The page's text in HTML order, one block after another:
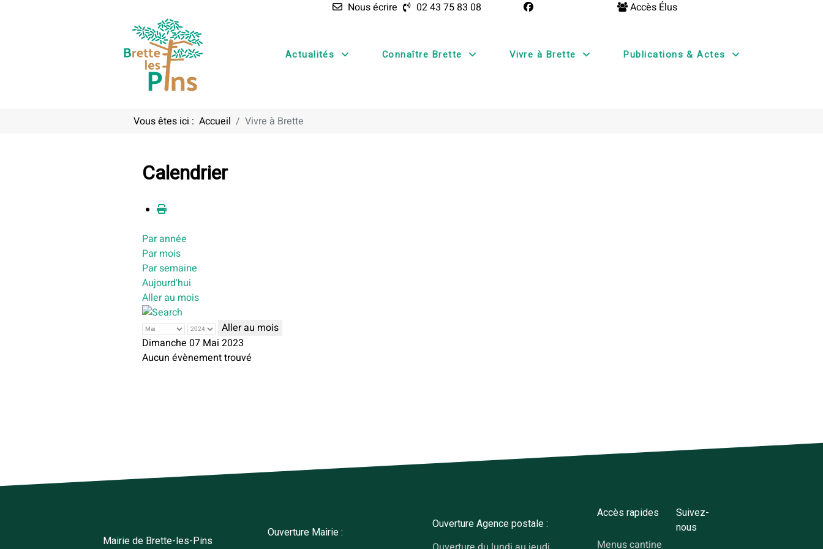
Nous écrire 02 43 75 83 08 Accès Élus
Actualités Connaître Brette Vivre à Brette Publications & Actes
Vous êtes ici : Accueil Vivre à Brette
Calendrier
Par année
Par mois
Par semaine
Aujourd'hui
Aller au mois
Aller au mois
Dimanche 07 Mai 2023
Aucun évènement trouvé
Mairie de Brette-les-Pins
Ouverture Mairie :
Ouverture Agence postale :
Accès rapides
Menus cantine
Suivez-
nous